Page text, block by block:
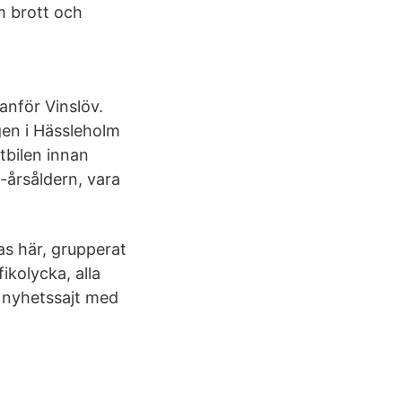
brott och
Vinslöv.
i Hässleholm
innan
vara
här, grupperat
alla
med